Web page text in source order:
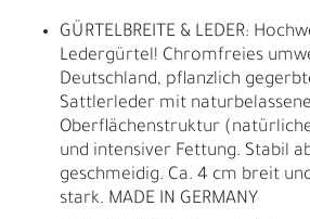
GÜRTELBREITE & LEDER:
Ledergürtel! Chromfreies
Deutschland, pflanzlich
Sattlerleder mit
Oberflächenstruktur
und intensiver Fettung. Stabil
geschmeidig. Ca. 4 cm breit
stark. MADE IN GERMANY